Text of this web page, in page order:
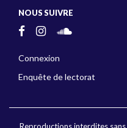
NOUS SUIVRE
Connexion
Enquête de lectorat